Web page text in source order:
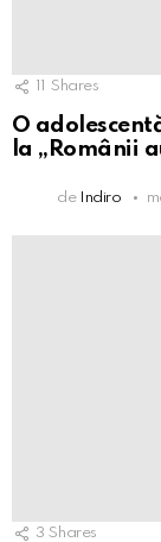
11 Shares
O
la „Românii
de Indiro
3 Shares